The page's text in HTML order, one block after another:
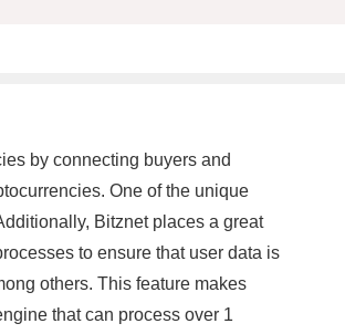
by connecting buyers and
One of the unique
Bitznet places a great
to ensure that user data is
others. This feature makes
that can process over 1